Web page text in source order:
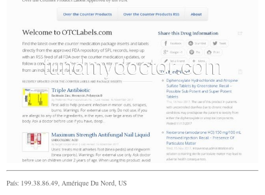
País: 199.38.86.49, Amérique Du Nord, US